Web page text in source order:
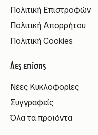
Πολιτική Επιστροφών
Πολιτική Απορρήτου
Πολιτική Cookies
Δες επίσης
Νέες Κυκλοφορίες
Συγγραφείς
Όλα τα προϊόντα